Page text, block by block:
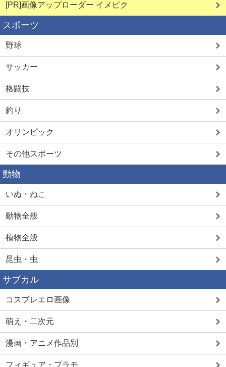
[PR]画像アップローダー イメピク
スポーツ
野球
サッカー
格闘技
釣り
オリンピック
その他スポーツ
動物
いぬ・ねこ
動物全般
植物全般
昆虫・虫
サブカル
コスプレエロ画像
萌え・二次元
漫画・アニメ作品別
フィギュア・プラモ